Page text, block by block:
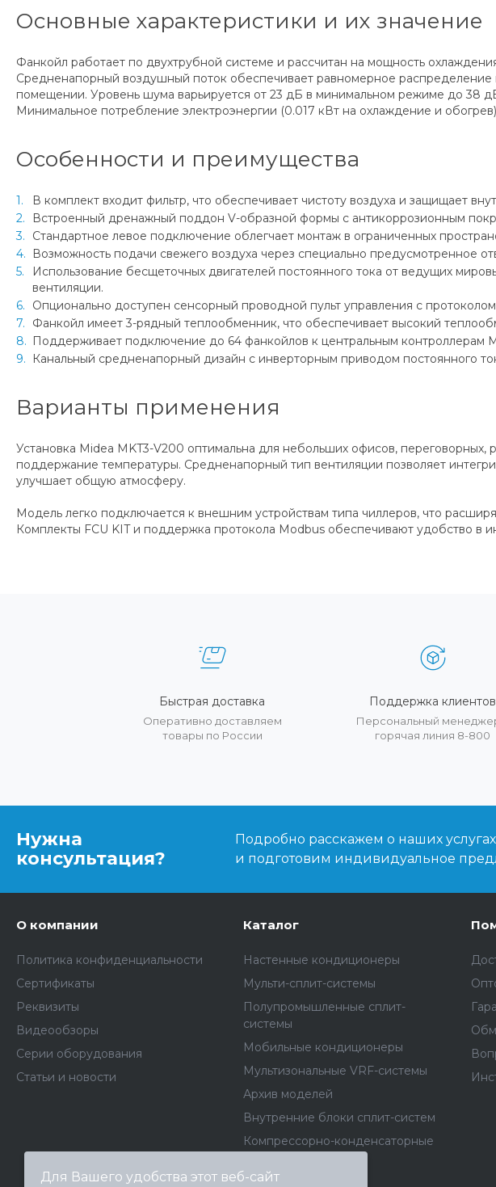
Основные характеристики и их значение
Фанкойл работает по двухтрубной системе и рассчитан на мощность
Средненапорный воздушный поток обеспечивает равномерное распределение
помещении. Уровень шума варьируется от 23 дБ в минимальном режиме до 38
Минимальное потребление электроэнергии (0.017 кВт на охлаждение и
Особенности и преимущества
В комплект входит фильтр, что обеспечивает чистоту воздуха и защищает
Встроенный дренажный поддон V-образной формы с антикоррозионным
Стандартное левое подключение облегчает монтаж в ограниченных
Возможность подачи свежего воздуха через специально предусмотренное
Использование бесщеточных двигателей постоянного тока от ведущих
вентиляции.
Опционально доступен сенсорный проводной пульт управления с
Фанкойл имеет 3-рядный теплообменник, что обеспечивает высокий
Поддерживает подключение до 64 фанкойлов к центральным контроллерам
Канальный средненапорный дизайн с инверторным приводом постоянного
Варианты применения
Установка Midea MKT3-V200 оптимальна для небольших офисов,
поддержание температуры. Средненапорный тип вентиляции позволяет
улучшает общую атмосферу.
Модель легко подключается к внешним устройствам типа чиллеров, что
Комплекты FCU KIT и поддержка протокола Modbus обеспечивают удобство в
Быстрая доставка
Оперативно доставляем
товары по России
Поддержка клиентов
Персональный
горячая линия 8-800
Нужна
консультация?
Подробно расскажем о наших
и подготовим индивидуальное
О компании
Политика конфиденциальности
Сертификаты
Реквизиты
Видеообзоры
Серии оборудования
Статьи и новости
Каталог
Настенные кондиционеры
Мульти-сплит-системы
Полупромышленные сплит-
системы
Мобильные кондиционеры
Мультизональные VRF-системы
Архив моделей
Внутренние блоки сплит-систем
Компрессорно-конденсаторные
Фанкойлы
Для Вашего удобства этот веб-сайт